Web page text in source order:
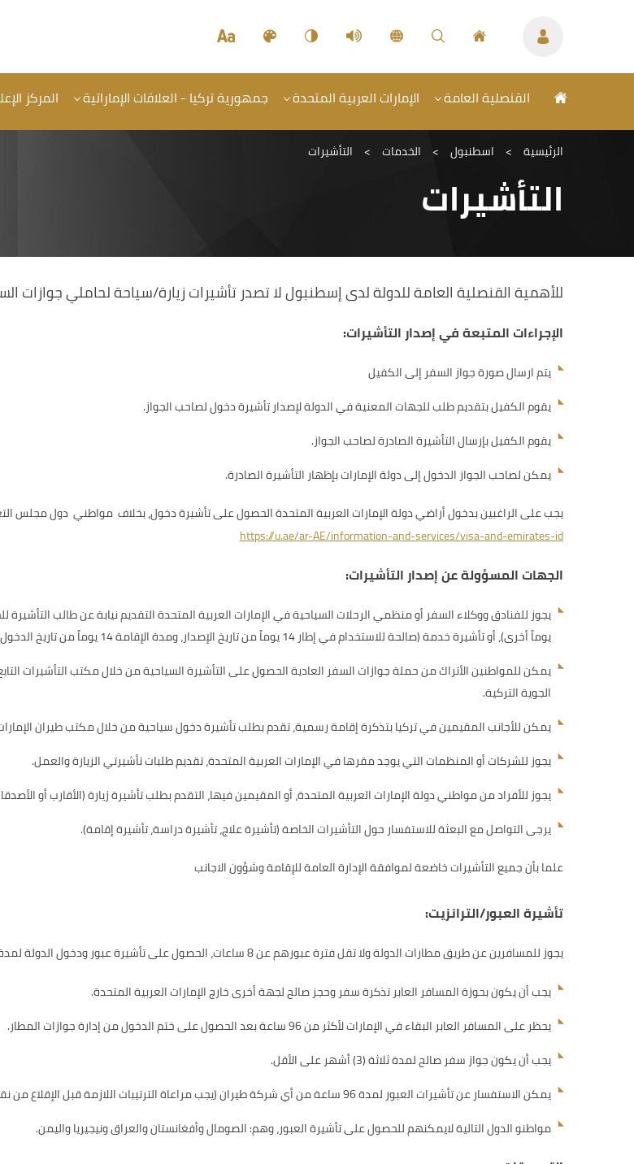
القنصلية العامة الإمارات العربية المتحدة جمهورية تركيا - العلاقات الإماراتية المركز
الرئيسية > اسطنبول > الخدمات > التأشيرات
التأشيرات
للأهمية القنصلية العامة للدولة لدى إسطنبول لا تصدر تأشيرات زيارة/سياحة لحاملي جوازات
الإجراءات المتبعة في إصدار التأشيرات:
يتم ارسال صورة جواز السفر إلى الكفيل
يقوم الكفيل بتقديم طلب للجهات المعنية في الدولة لإصدار تأشيرة دخول لصاحب الجواز.
يقوم الكفيل بإرسال التأشيرة الصادرة لصاحب الجواز.
يمكن لصاحب الجواز الدخول إلى دولة الإمارات بإظهار التأشيرة الصادرة.
يجب على الراغبين بدخول أراضي دولة الإمارات العربية المتحدة الحصول على تأشيرة دخول، بخلاف مواطني دول مجلس
https://u.ae/ar-AE/information-and-services/visa-and-emirates-id
الجهات المسؤولة عن إصدار التأشيرات:
يوماً أخرى)، أو تأشيرة خدمة (صالحة للاستخدام في إطار 14 يوماً من تاريخ الإصدار، ومدة الإقامة 14 يوماً من تاريخ الدخول، متضمنة أيام الوصول والمغادرة وغير قابلة للتجديد).
يمكن للمواطنين الأتراك من حملة جوازات السفر العادية الحصول على التأشيرة السياحية من خلال مكتب التأشيرات
الجوية التركية.
يمكن للأجانب المقيمين في تركيا بتذكرة إقامة رسمية، تقدم بطلب تأشيرة دخول سياحية من خلال مكتب طيران
يجوز للشركات أو المنظمات التي يوجد مقرها في الإمارات العربية المتحدة، تقديم طلبات تأشيرتي الزيارة والعمل.
يجوز للأفراد من مواطني دولة الإمارات العربية المتحدة، أو المقيمين فيها، التقدم بطلب تأشيرة زيارة (الأقارب أو
يرجى التواصل مع البعثة للاستفسار حول التأشيرات الخاصة (تأشيرة علاج، تأشيرة دراسة، تأشيرة إقامة).
علما بأن جميع التأشيرات خاضعة لموافقة الإدارة العامة للإقامة وشؤون الاجانب
تأشيرة العبور/الترانزيت:
يجوز للمسافرين عن طريق مطارات الدولة ولا تقل فترة عبورهم عن 8 ساعات، الحصول على تأشيرة عبور ودخول الدولة لمدة 96 ساعة، إذا توفرت الشروط التالية:
يجب أن يكون بحوزة المسافر العابر تذكرة سفر وحجز صالح لجهة أخرى خارج الإمارات العربية المتحدة.
يحظر على المسافر العابر البقاء في الإمارات لأكثر من 96 ساعة بعد الحصول على ختم الدخول من إدارة جوازات المطار.
يجب أن يكون جواز سفر صالح لمدة ثلاثة (3) أشهر على الأقل.
يمكن الاستفسار عن تأشيرات العبور لمدة 96 ساعة من أي شركة طيران (يجب مراعاة الترتيبات اللازمة قبل الإقلاع من نقطة الانطلاق).
مواطنو الدول التالية لايمكنهم للحصول على تأشيرة العبور، وهم: الصومال وأفغانستان والعراق ونيجيريا واليمن.